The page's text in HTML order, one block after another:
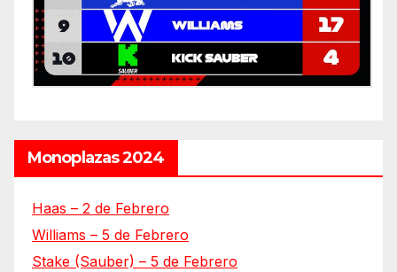
Monoplazas 2024
Haas – 2 de Febrero
Williams – 5 de Febrero
Stake (Sauber) – 5 de Febrero